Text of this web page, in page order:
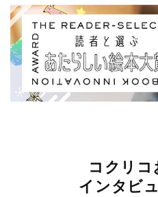
コクリ
インタビ